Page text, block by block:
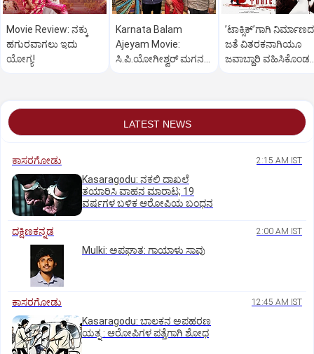
Movie Review: ನಕ್ಕು
ಹಗುರವಾಗಲು ಇದು
ಯೋಗ್ಯ!
Karnata Balam
Ajeyam Movie:
ಸಿ.ಪಿ.ಯೋಗೀಶ್ವರ್‌ ಮಗನ
ʼಟಾಕ್ಸಿಕ್‌ʼಗಾಗಿ ನಿರ್ಮಾಣದ
ಜತೆ ವಿತರಕನಾಗಿಯೂ
ಜವಾಬ್ದಾರಿ ವಹಿಸಿಕೊಂಡ
LATEST NEWS
ಕಾಸರಗೋಡು 2:15 AM IST
Kasaragodu: ನಕಲಿ ದಾಖಲೆ
ತಯಾರಿಸಿ ವಾಹನ ಮಾರಾಟ; 19
ವರ್ಷಗಳ ಬಳಿಕ ಆರೋಪಿಯ ಬಂಧನ
ದಕ್ಷಿಣಕನ್ನಡ 2:00 AM IST
Mulki: ಅಪಘಾತ: ಗಾಯಾಳು ಸಾವು
ಕಾಸರಗೋಡು 12:45 AM IST
Kasaragodu: ಬಾಲಕನ ಅಪಹರಣ
ಯತ್ನ : ಆರೋಪಿಗಳ ಪತ್ತೆಗಾಗಿ ಶೋಧ